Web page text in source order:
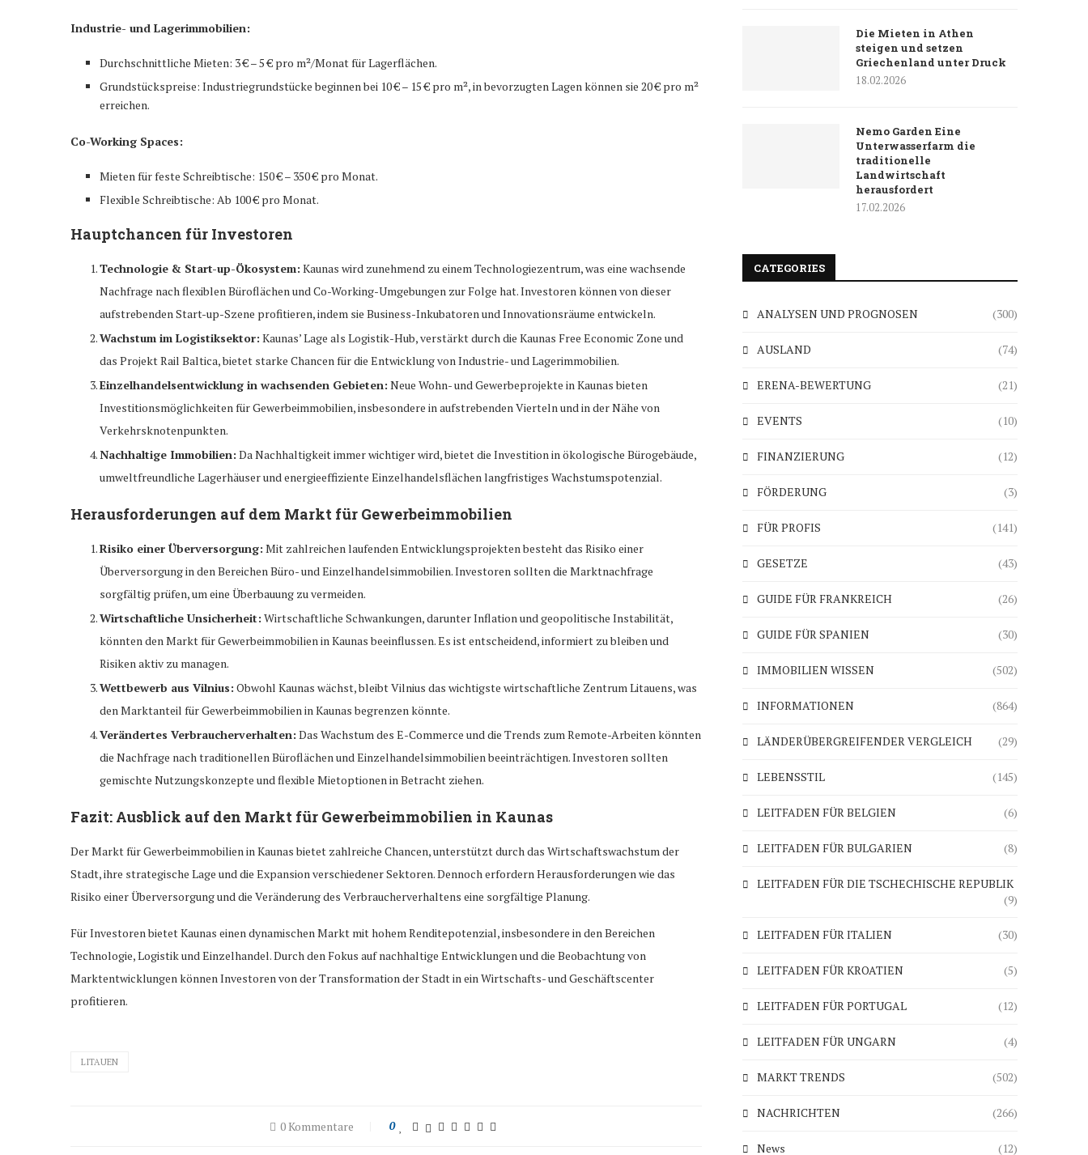
Industrie- und Lagerimmobilien:
Durchschnittliche Mieten: 3 € – 5 € pro m²/Monat für Lagerflächen.
Grundstückspreise: Industriegrundstücke beginnen bei 10 € – 15 € pro m², in bevorzugten Lagen können sie 20 € pro m²
erreichen.
Co-Working Spaces:
Mieten für feste Schreibtische: 150 € – 350 € pro Monat.
Flexible Schreibtische: Ab 100 € pro Monat.
Hauptchancen für Investoren
Technologie & Start-up-Ökosystem: Kaunas wird zunehmend zu einem Technologiezentrum, was eine wachsende
Nachfrage nach flexiblen Büroflächen und Co-Working-Umgebungen zur Folge hat. Investoren können von dieser
aufstrebenden Start-up-Szene profitieren, indem sie Business-Inkubatoren und Innovationsräume entwickeln.
Wachstum im Logistiksektor: Kaunas’ Lage als Logistik-Hub, verstärkt durch die Kaunas Free Economic Zone und
das Projekt Rail Baltica, bietet starke Chancen für die Entwicklung von Industrie- und Lagerimmobilien.
Einzelhandelsentwicklung in wachsenden Gebieten: Neue Wohn- und Gewerbeprojekte in Kaunas bieten
Investitionsmöglichkeiten für Gewerbeimmobilien, insbesondere in aufstrebenden Vierteln und in der Nähe von
Verkehrsknotenpunkten.
Nachhaltige Immobilien: Da Nachhaltigkeit immer wichtiger wird, bietet die Investition in ökologische Bürogebäude,
umweltfreundliche Lagerhäuser und energieeffiziente Einzelhandelsflächen langfristiges Wachstumspotenzial.
Herausforderungen auf dem Markt für Gewerbeimmobilien
Risiko einer Überversorgung: Mit zahlreichen laufenden Entwicklungsprojekten besteht das Risiko einer
Überversorgung in den Bereichen Büro- und Einzelhandelsimmobilien. Investoren sollten die Marktnachfrage
sorgfältig prüfen, um eine Überbauung zu vermeiden.
Wirtschaftliche Unsicherheit: Wirtschaftliche Schwankungen, darunter Inflation und geopolitische Instabilität,
könnten den Markt für Gewerbeimmobilien in Kaunas beeinflussen. Es ist entscheidend, informiert zu bleiben und
Risiken aktiv zu managen.
Wettbewerb aus Vilnius: Obwohl Kaunas wächst, bleibt Vilnius das wichtigste wirtschaftliche Zentrum Litauens, was
den Marktanteil für Gewerbeimmobilien in Kaunas begrenzen könnte.
Verändertes Verbraucherverhalten: Das Wachstum des E-Commerce und die Trends zum Remote-Arbeiten könnten
die Nachfrage nach traditionellen Büroflächen und Einzelhandelsimmobilien beeinträchtigen. Investoren sollten
gemischte Nutzungskonzepte und flexible Mietoptionen in Betracht ziehen.
Fazit: Ausblick auf den Markt für Gewerbeimmobilien in Kaunas
Der Markt für Gewerbeimmobilien in Kaunas bietet zahlreiche Chancen, unterstützt durch das Wirtschaftswachstum der
Stadt, ihre strategische Lage und die Expansion verschiedener Sektoren. Dennoch erfordern Herausforderungen wie das
Risiko einer Überversorgung und die Veränderung des Verbraucherverhaltens eine sorgfältige Planung.
Für Investoren bietet Kaunas einen dynamischen Markt mit hohem Renditepotenzial, insbesondere in den Bereichen
Technologie, Logistik und Einzelhandel. Durch den Fokus auf nachhaltige Entwicklungen und die Beobachtung von
Marktentwicklungen können Investoren von der Transformation der Stadt in ein Wirtschafts- und Geschäftscenter
profitieren.
LITAUEN
0 Kommentare 0
Die Mieten in Athen
steigen und setzen
Griechenland unter Druck
18.02.2026
Nemo Garden Eine
Unterwasserfarm die
traditionelle
Landwirtschaft
herausfordert
17.02.2026
CATEGORIES
ANALYSEN UND PROGNOSEN (300)
AUSLAND (74)
ERENA-BEWERTUNG (21)
EVENTS (10)
FINANZIERUNG (12)
FÖRDERUNG (3)
FÜR PROFIS (141)
GESETZE (43)
GUIDE FÜR FRANKREICH (26)
GUIDE FÜR SPANIEN (30)
IMMOBILIEN WISSEN (502)
INFORMATIONEN (864)
LÄNDERÜBERGREIFENDER VERGLEICH (29)
LEBENSSTIL (145)
LEITFADEN FÜR BELGIEN (6)
LEITFADEN FÜR BULGARIEN (8)
LEITFADEN FÜR DIE TSCHECHISCHE REPUBLIK
(9)
LEITFADEN FÜR ITALIEN (30)
LEITFADEN FÜR KROATIEN (5)
LEITFADEN FÜR PORTUGAL (12)
LEITFADEN FÜR UNGARN (4)
MARKT TRENDS (502)
NACHRICHTEN (266)
News (12)